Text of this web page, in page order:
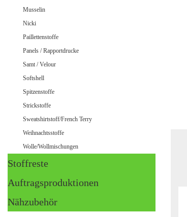
Musselin
Nicki
Paillettenstoffe
Panels / Rapportdrucke
Samt / Velour
Softshell
Spitzenstoffe
Strickstoffe
Sweatshirtstoff/French Terry
Weihnachtsstoffe
Wolle/Wollmischungen
Stoffreste
Auftragsproduktionen
Nähzubehör